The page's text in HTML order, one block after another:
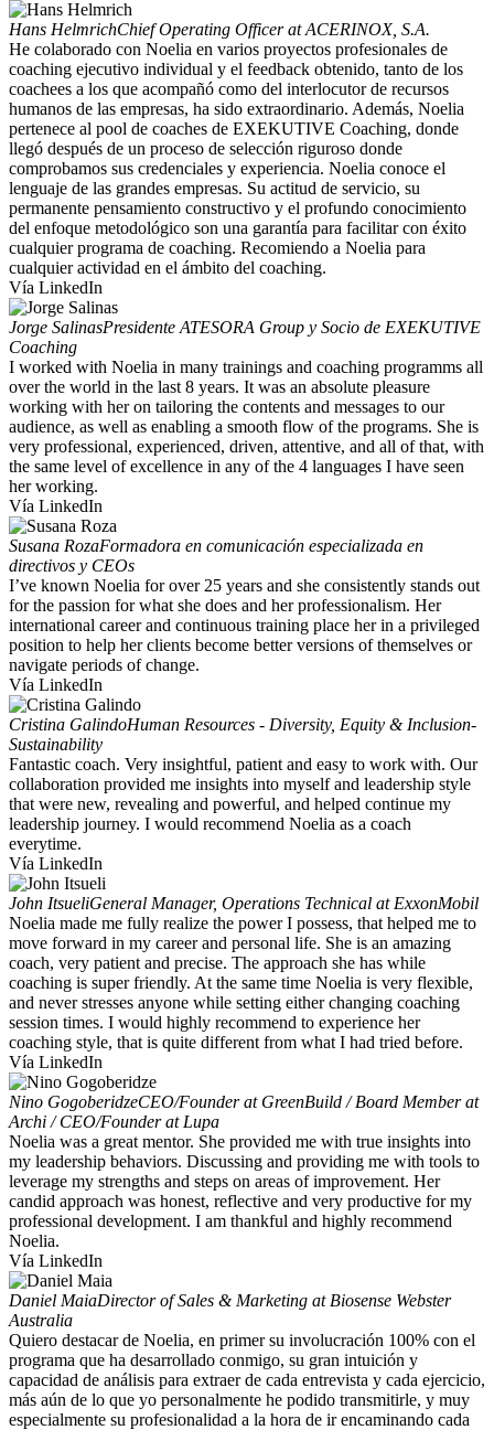
Hans HelmrichChief Operating Officer at ACERINOX, S.A.
He colaborado con Noelia en varios proyectos profesionales de
coaching ejecutivo individual y el feedback obtenido, tanto de los
coachees a los que acompañó como del interlocutor de recursos
humanos de las empresas, ha sido extraordinario. Además, Noelia
pertenece al pool de coaches de EXEKUTIVE Coaching, donde
llegó después de un proceso de selección riguroso donde
comprobamos sus credenciales y experiencia. Noelia conoce el
lenguaje de las grandes empresas. Su actitud de servicio, su
permanente pensamiento constructivo y el profundo conocimiento
del enfoque metodológico son una garantía para facilitar con éxito
cualquier programa de coaching. Recomiendo a Noelia para
cualquier actividad en el ámbito del coaching.
Vía LinkedIn
Jorge SalinasPresidente ATESORA Group y Socio de EXEKUTIVE
Coaching
I worked with Noelia in many trainings and coaching programms all
over the world in the last 8 years. It was an absolute pleasure
working with her on tailoring the contents and messages to our
audience, as well as enabling a smooth flow of the programs. She is
very professional, experienced, driven, attentive, and all of that, with
the same level of excellence in any of the 4 languages I have seen
her working.
Vía LinkedIn
Susana RozaFormadora en comunicación especializada en
directivos y CEOs
I’ve known Noelia for over 25 years and she consistently stands out
for the passion for what she does and her professionalism. Her
international career and continuous training place her in a privileged
position to help her clients become better versions of themselves or
navigate periods of change.
Vía LinkedIn
Cristina GalindoHuman Resources - Diversity, Equity & Inclusion-
Sustainability
Fantastic coach. Very insightful, patient and easy to work with. Our
collaboration provided me insights into myself and leadership style
that were new, revealing and powerful, and helped continue my
leadership journey. I would recommend Noelia as a coach
everytime.
Vía LinkedIn
John ItsueliGeneral Manager, Operations Technical at ExxonMobil
Noelia made me fully realize the power I possess, that helped me to
move forward in my career and personal life. She is an amazing
coach, very patient and precise. The approach she has while
coaching is super friendly. At the same time Noelia is very flexible,
and never stresses anyone while setting either changing coaching
session times. I would highly recommend to experience her
coaching style, that is quite different from what I had tried before.
Vía LinkedIn
Nino GogoberidzeCEO/Founder at GreenBuild / Board Member at
Archi / CEO/Founder at Lupa
Noelia was a great mentor. She provided me with true insights into
my leadership behaviors. Discussing and providing me with tools to
leverage my strengths and steps on areas of improvement. Her
candid approach was honest, reflective and very productive for my
professional development. I am thankful and highly recommend
Noelia.
Vía LinkedIn
Daniel MaiaDirector of Sales & Marketing at Biosense Webster
Australia
Quiero destacar de Noelia, en primer su involucración 100% con el
programa que ha desarrollado conmigo, su gran intuición y
capacidad de análisis para extraer de cada entrevista y cada ejercicio,
más aún de lo que yo personalmente he podido transmitirle, y muy
especialmente su profesionalidad a la hora de ir encaminando cada